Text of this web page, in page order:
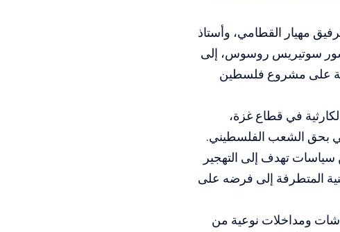
مهيار القطامي، وأستاذ
سوتيريس روسوس، إلى
على مشروع فلسطين
في قطاع غزة،
بحق الشعب الفلسطيني.
تهدف إلى التهجير
المتطرفة إلى فرضه على
ومداخلات نوعية من